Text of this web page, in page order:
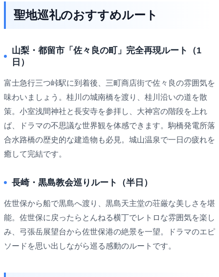
聖地巡礼のおすすめルート
山梨・都留市「佐々良の町」完全再現ルート（1
日）
富士急行三つ峠駅に到着後、三町商店街で佐々良の雰囲気を
味わいましょう。桂川の城南橋を渡り、桂川沿いの道を散
策。小室浅間神社と長安寺を参拝し、大神宮の階段を上れ
ば、ドラマの不思議な世界観を体感できます。駒橋発電所落
合水路橋の歴史的な建造物も必見。城山温泉で一日の疲れを
癒して完結です。
長崎・黒島教会巡りルート（半日）
佐世保から船で黒島へ渡り、黒島天主堂の荘厳な美しさを堪
能。佐世保に戻ったらとんねる横丁でレトロな雰囲気を楽し
み、弓張岳展望台から佐世保港の絶景を一望。ドラマのエピ
ソードを思い出しながら巡る感動のルートです。